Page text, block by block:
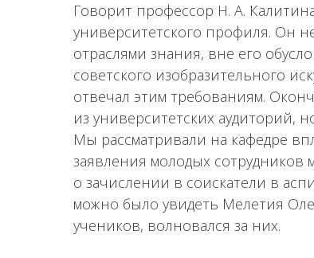
Говорит профессор Н. А.
университетского профиля. Он
отраслями знания, вне его
советского изобразительного
отвечал этим требованиям.
из университетских аудиторий,
Мы рассматривали на кафедре
заявления молодых
о зачислении в соискатели в
можно было увидеть Мелетия
учеников, волновался за них.